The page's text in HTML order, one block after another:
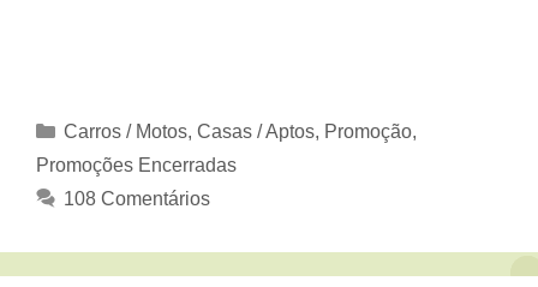
Categorias
Carros / Motos, Casas / Aptos, Promoção,
Promoções Encerradas
108 Comentários